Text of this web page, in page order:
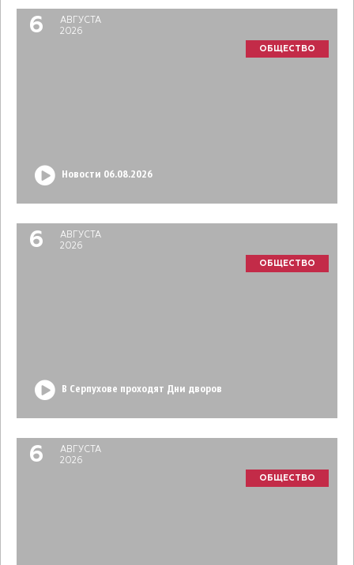
6
АВГУСТА
2026
ОБЩЕСТВО
Новости 06.08.2026
6
АВГУСТА
2026
ОБЩЕСТВО
В Серпухове проходят Дни дворов
6
АВГУСТА
2026
ОБЩЕСТВО